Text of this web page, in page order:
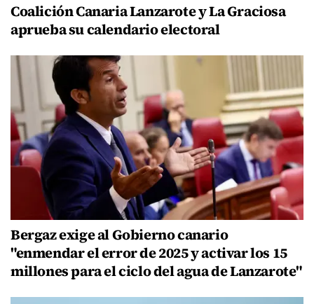
Coalición Canaria Lanzarote y La Graciosa
aprueba su calendario electoral
Bergaz exige al Gobierno canario
"enmendar el error de 2025 y activar los 15
millones para el ciclo del agua de Lanzarote"